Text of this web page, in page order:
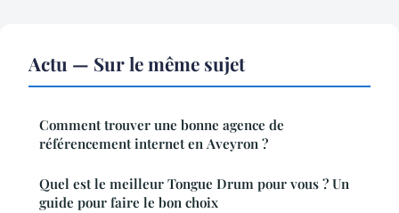
Actu — Sur le même sujet
Comment trouver une bonne agence de
référencement internet en Aveyron ?
Quel est le meilleur Tongue Drum pour vous ? Un
guide pour faire le bon choix